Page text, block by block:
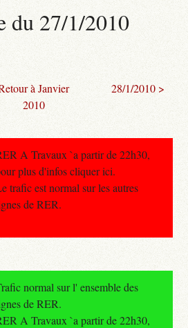
du 27/1/2010
à Janvier
2010
28/1/2010 >
A Travaux `a partir de 22h30,
plus d'infos cliquer ici.
trafic est normal sur les autres
de RER.
normal sur l' ensemble des
de RER.
A Travaux `a partir de 22h30,